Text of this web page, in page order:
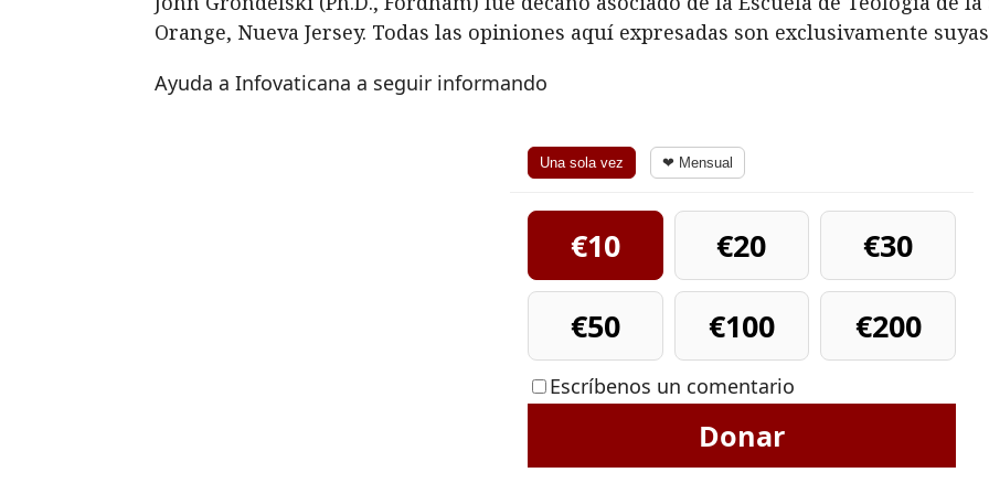
Orange, Nueva Jersey. Todas las opiniones aquí expresadas son exclusivamente
Ayuda a Infovaticana a seguir informando
Una sola vez ❤ Mensual
€10 €20
€30
€50
€100 €200
Escríbenos un comentario
Donar